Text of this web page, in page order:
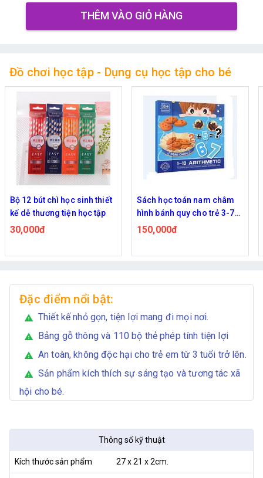
THÊM VÀO GIỎ HÀNG
Đồ chơi học tập - Dụng cụ học tập cho bé
học sinh thiết
tiện học tập
Sách học toán nam châm
hình bánh quy cho trẻ 3-7
Bộ bút acrylic
chống nước
Đặc điểm nổi bật:
warning Thiết kế nhỏ gọn, tiện lợi mang đi mọi nơi.
warning Bảng gỗ thông và 110 bộ thẻ phép tính tiện lợi
warning An toàn, không độc hại cho trẻ em từ 3 tuổi trở lên.
warning
Sản phẩm kích thích sự sáng tạo và tương tác xã
hội cho bé.
Thông số kỹ thuật
Kích thước sản phẩm 27 x 21 x 2cm.